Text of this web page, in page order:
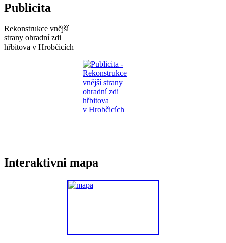
Publicita
Rekonstrukce vnější
strany ohradní zdi
hřbitova v Hrobčicích
Interaktivni mapa